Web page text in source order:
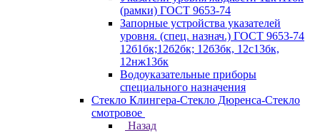
(рамки) ГОСТ 9653-74
Запорные устройства указателей
уровня. (спец. назнач.) ГОСТ 9653-74
12б1бк;12б2бк; 12б3бк, 12с13бк,
12нж13бк
Водоуказательные приборы
специального назначения
Стекло Клингера-Стекло Дюренса-Стекло
смотровое
Назад